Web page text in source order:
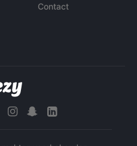
Contact